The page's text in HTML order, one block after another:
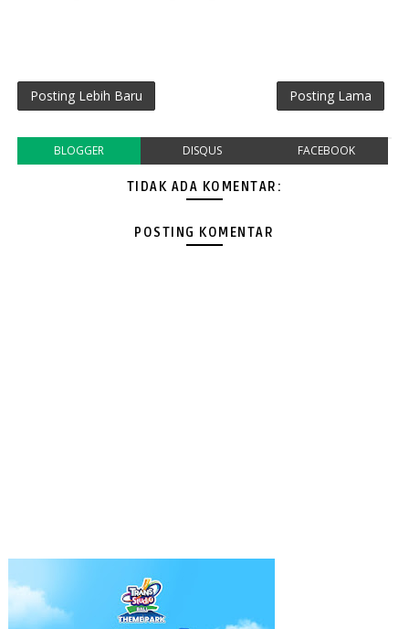
Posting Lebih Baru Posting Lama
BLOGGER DISQUS FACEBOOK
TIDAK ADA KOMENTAR:
POSTING KOMENTAR